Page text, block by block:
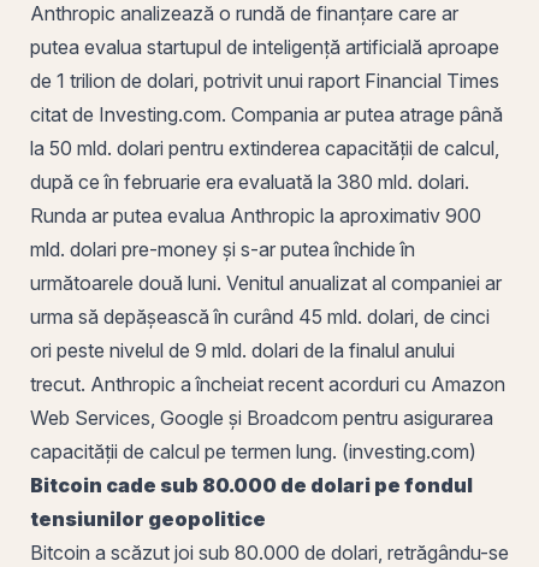
Anthropic analizează o rundă de finanțare care ar
putea evalua startupul de inteligență artificială aproape
de 1 trilion de dolari, potrivit unui raport Financial Times
citat de Investing.com. Compania ar putea atrage până
la 50 mld. dolari pentru extinderea capacității de calcul,
după ce în februarie era evaluată la 380 mld. dolari.
Runda ar putea evalua Anthropic la aproximativ 900
mld. dolari pre-money și s-ar putea închide în
următoarele două luni. Venitul anualizat al companiei ar
urma să depășească în curând 45 mld. dolari, de cinci
ori peste nivelul de 9 mld. dolari de la finalul anului
trecut. Anthropic a încheiat recent acorduri cu Amazon
Web Services, Google și Broadcom pentru asigurarea
capacității de calcul pe termen lung. (investing.com)
Bitcoin cade sub 80.000 de dolari pe fondul
tensiunilor geopolitice
Bitcoin a scăzut joi sub 80.000 de dolari, retrăgându-se